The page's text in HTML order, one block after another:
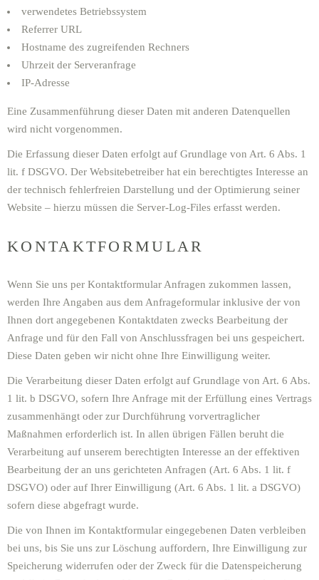
verwendetes Betriebssystem
Referrer URL
Hostname des zugreifenden Rechners
Uhrzeit der Serveranfrage
IP-Adresse
Eine Zusammenführung dieser Daten mit anderen Datenquellen
wird nicht vorgenommen.
Die Erfassung dieser Daten erfolgt auf Grundlage von Art. 6 Abs. 1
lit. f DSGVO. Der Websitebetreiber hat ein berechtigtes Interesse an
der technisch fehlerfreien Darstellung und der Optimierung seiner
Website – hierzu müssen die Server-Log-Files erfasst werden.
KONTAKTFORMULAR
Wenn Sie uns per Kontaktformular Anfragen zukommen lassen,
werden Ihre Angaben aus dem Anfrageformular inklusive der von
Ihnen dort angegebenen Kontaktdaten zwecks Bearbeitung der
Anfrage und für den Fall von Anschlussfragen bei uns gespeichert.
Diese Daten geben wir nicht ohne Ihre Einwilligung weiter.
Die Verarbeitung dieser Daten erfolgt auf Grundlage von Art. 6 Abs.
1 lit. b DSGVO, sofern Ihre Anfrage mit der Erfüllung eines Vertrags
zusammenhängt oder zur Durchführung vorvertraglicher
Maßnahmen erforderlich ist. In allen übrigen Fällen beruht die
Verarbeitung auf unserem berechtigten Interesse an der effektiven
Bearbeitung der an uns gerichteten Anfragen (Art. 6 Abs. 1 lit. f
DSGVO) oder auf Ihrer Einwilligung (Art. 6 Abs. 1 lit. a DSGVO)
sofern diese abgefragt wurde.
Die von Ihnen im Kontaktformular eingegebenen Daten verbleiben
bei uns, bis Sie uns zur Löschung auffordern, Ihre Einwilligung zur
Speicherung widerrufen oder der Zweck für die Datenspeicherung